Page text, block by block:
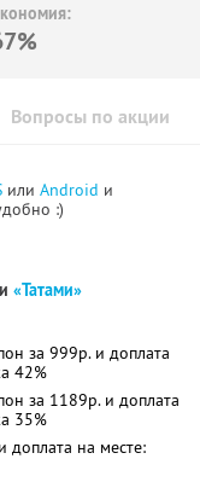
Вопросы по акции
или Android и
:)
«Татами»
за 999р. и доплата
42%
за 1189р. и доплата
35%
доплата на месте: